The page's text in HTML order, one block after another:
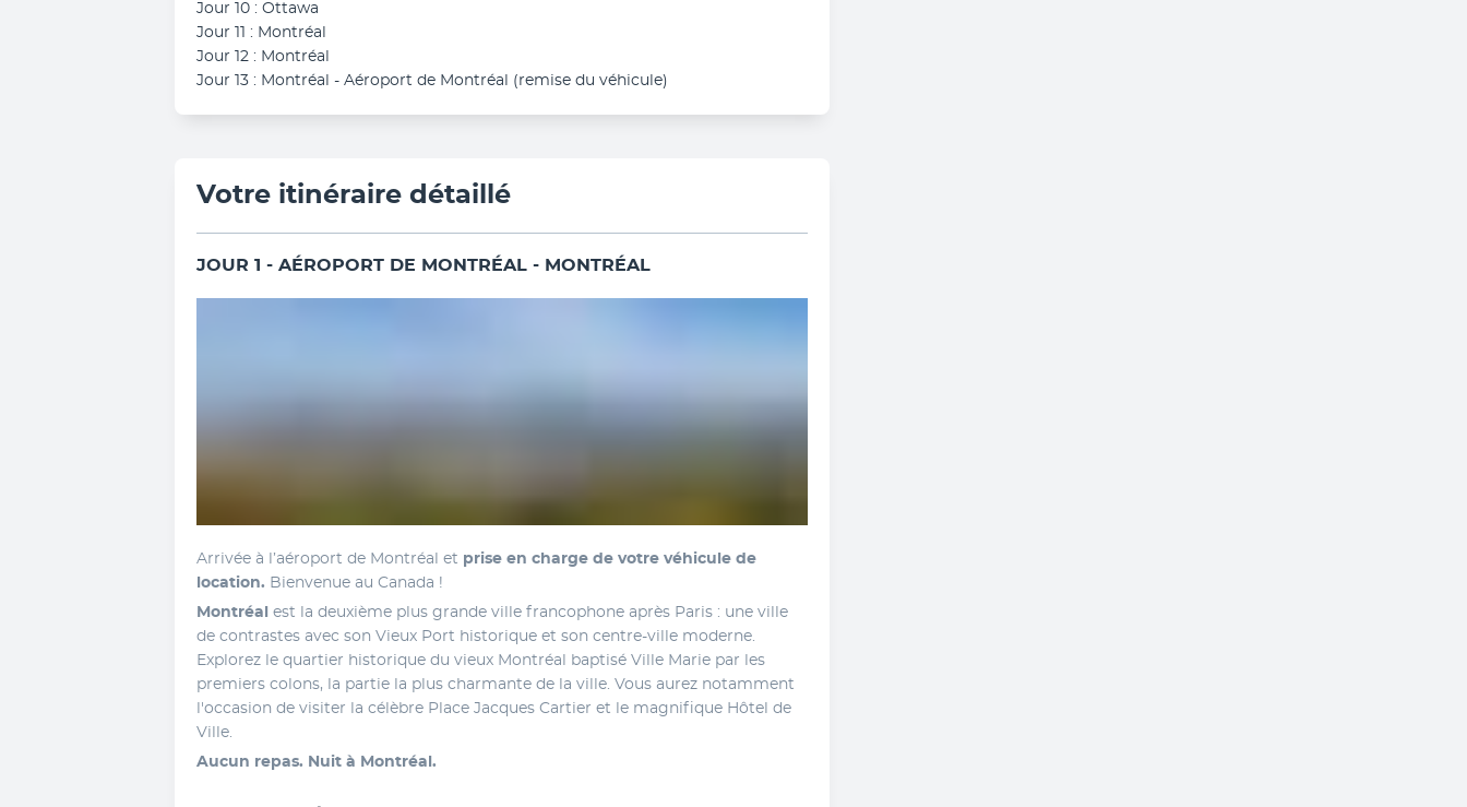
Jour 10 : Ottawa
Jour 11 : Montréal
Jour 12 : Montréal
Jour 13 : Montréal - Aéroport de Montréal (remise du véhicule)
Votre itinéraire détaillé
JOUR 1 - AÉROPORT DE MONTRÉAL - MONTRÉAL
Arrivée à l’aéroport de Montréal et prise en charge de votre véhicule de
location. Bienvenue au Canada !
Montréal est la deuxième plus grande ville francophone après Paris : une ville
de contrastes avec son Vieux Port historique et son centre-ville moderne.
Explorez le quartier historique du vieux Montréal baptisé Ville Marie par les
premiers colons, la partie la plus charmante de la ville. Vous aurez notamment
l'occasion de visiter la célèbre Place Jacques Cartier et le magnifique Hôtel de
Ville.
Aucun repas. Nuit à Montréal.